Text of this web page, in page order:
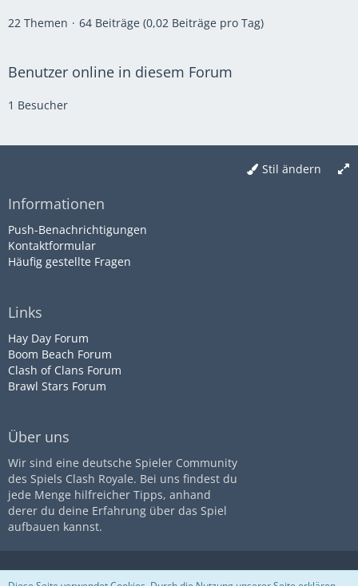
22 Themen 64 Beiträge (0,02 Beiträge pro Tag)
Benutzer online in diesem Forum
1 Besucher
Stil ändern
Informationen
Push-Benachrichtigungen
Kontaktformular
Häufig gestellte Fragen
Links
Hay Day Forum
Boom Beach Forum
Clash of Clans Forum
Brawl Stars Forum
Über uns
Wir sind eine deutsche Spieler Community
des Spiels Clash Royale. Bei uns findest du
jede Menge hilfreicher Tipps, anhand
derer du deine Erfahrung über das Spiel
aufbauen kannst.
Diese Seite ist nicht mit dem
Impressum
Datenschutz